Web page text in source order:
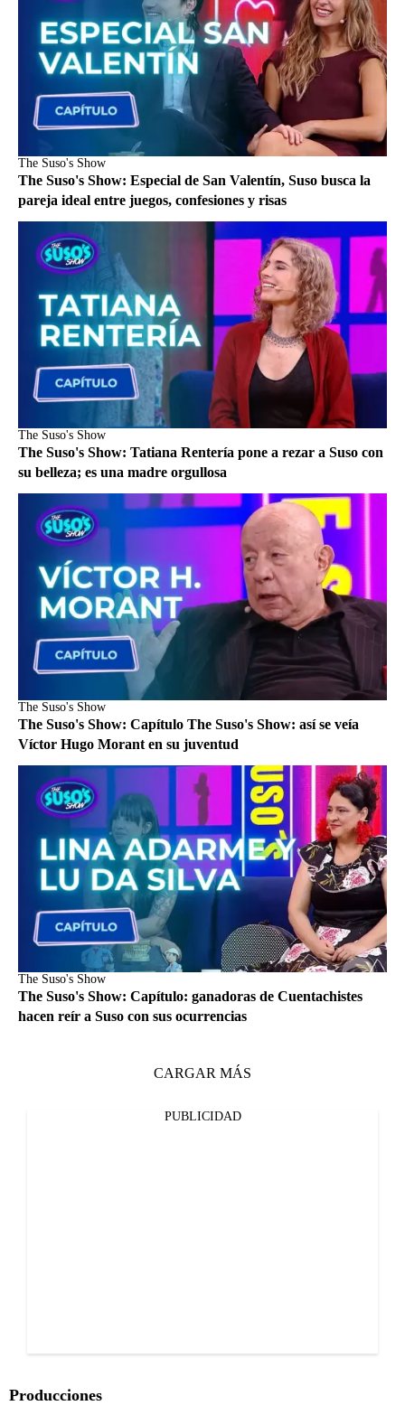
The Suso's Show
The Suso's Show: Especial de San Valentín, Suso busca la
pareja ideal entre juegos, confesiones y risas
The Suso's Show
The Suso's Show: Tatiana Rentería pone a rezar a Suso con
su belleza; es una madre orgullosa
The Suso's Show
The Suso's Show: Capítulo The Suso's Show: así se veía
Víctor Hugo Morant en su juventud
The Suso's Show
The Suso's Show: Capítulo: ganadoras de Cuentachistes
hacen reír a Suso con sus ocurrencias
CARGAR MÁS
PUBLICIDAD
Producciones